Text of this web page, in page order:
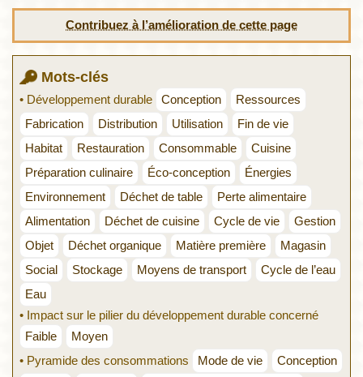
Contribuez à l’amélioration de cette page
Mots-clés
• Développement durable Conception
Ressources
Fabrication
Distribution Utilisation
Fin de vie
Habitat
Restauration Consommable
Cuisine
Préparation culinaire
Éco-conception
Énergies
Environnement
Déchet de table
Perte alimentaire
Alimentation
Déchet de cuisine Cycle de vie
Gestion
Objet
Déchet organique Matière première
Magasin
Social
Stockage Moyens de transport
Cycle de l’eau
Eau
• Impact sur le pilier du développement durable concerné
Faible
Moyen
• Pyramide des consommations
Mode de vie
Conception